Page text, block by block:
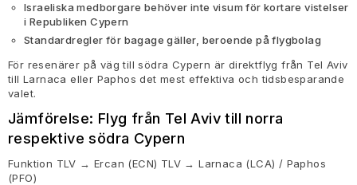
Israeliska medborgare behöver inte visum för kortare vistelser
i Republiken Cypern
Standardregler för bagage gäller, beroende på flygbolag
För resenärer på väg till södra Cypern är direktflyg från Tel Aviv
till Larnaca eller Paphos det mest effektiva och tidsbesparande
valet.
Jämförelse: Flyg från Tel Aviv till norra
respektive södra Cypern
Funktion TLV → Ercan (ECN) TLV → Larnaca (LCA) / Paphos
(PFO)